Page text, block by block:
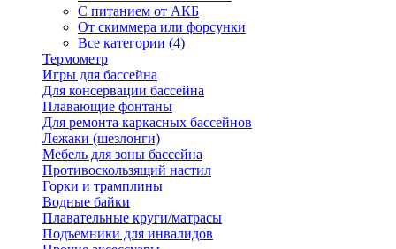
С питанием от АКБ
От скиммера или форсунки
Все категории (4)
Термометр
Игры для бассейна
Для консервации бассейна
Плавающие фонтаны
Для ремонта каркасных бассейнов
Лежаки (шезлонги)
Мебель для зоны бассейна
Противоскользящий настил
Горки и трамплины
Водные байки
Плавательные круги/матрасы
Подъемники для инвалидов